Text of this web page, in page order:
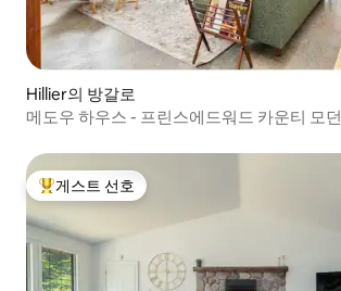
Hillier의 방갈로
메도우 하우스 - 프린스에드워드 카운티 모던
상위 게스트 선호
게스트 선호